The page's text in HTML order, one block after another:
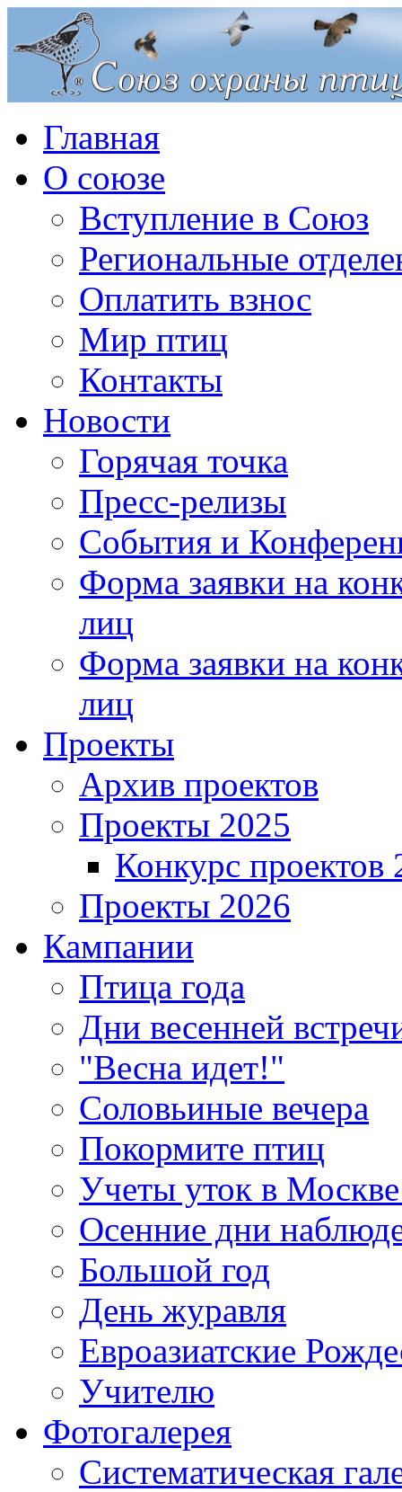
Главная
О союзе
Вступление в Союз
Региональные
Оплатить взнос
Мир птиц
Контакты
Новости
Горячая точка
Пресс-релизы
События и
Форма заявки на
лиц
Форма заявки на
лиц
Проекты
Архив проектов
Проекты 2025
Конкурс проектов
Проекты 2026
Кампании
Птица года
Дни весенней
"Весна идет!"
Соловьиные вечера
Покормите птиц
Учеты уток в
Осенние дни
Большой год
День журавля
Евроазиатские
Учителю
Фотогалерея
Систематическая